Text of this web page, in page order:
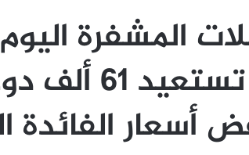
البيتكوين
أسعار الفائدة